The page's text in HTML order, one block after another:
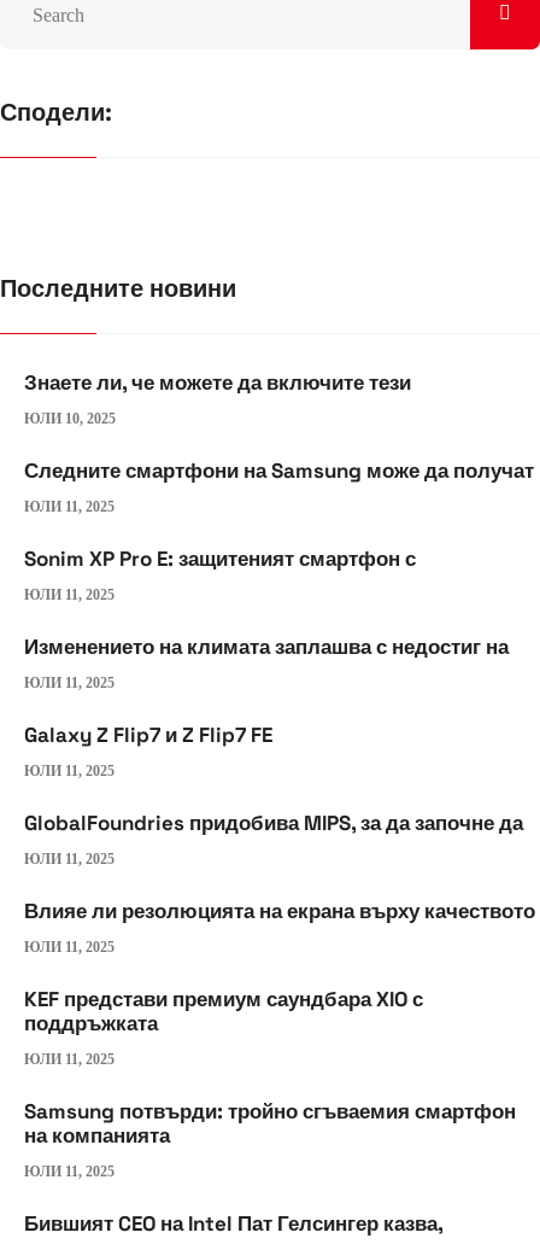
Сподели:
Последните новини
Знаете ли, че можете да включите тези
ЮЛИ 10, 2025
Следните смартфони на Samsung може да получат
ЮЛИ 11, 2025
Sonim XP Pro E: защитеният смартфон с
ЮЛИ 11, 2025
Изменението на климата заплашва с недостиг на
ЮЛИ 11, 2025
Galaxy Z Flip7 и Z Flip7 FE
ЮЛИ 11, 2025
GlobalFoundries придобива MIPS, за да започне да
ЮЛИ 11, 2025
Влияе ли резолюцията на екрана върху качеството
ЮЛИ 11, 2025
KEF представи премиум саундбара XIO с
поддръжката
ЮЛИ 11, 2025
Samsung потвърди: тройно сгъваемия смартфон
на компанията
ЮЛИ 11, 2025
Бившият CEO на Intel Пат Гелсингер казва,